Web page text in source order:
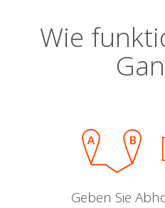
Wie
Geben Sie